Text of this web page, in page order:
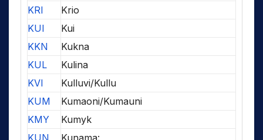
KRI
Krio
KUI
Kui
KKN
Kukna
KUL
Kulina
KVI
Kulluvi/Kullu
KUM
Kumaoni/Kumauni
KMY
Kumyk